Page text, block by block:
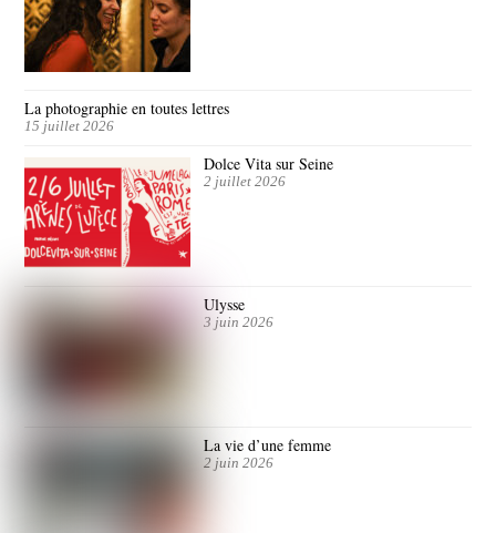
La photographie en toutes lettres
15 juillet 2026
Dolce Vita sur Seine
2 juillet 2026
Ulysse
3 juin 2026
La vie d’une femme
2 juin 2026